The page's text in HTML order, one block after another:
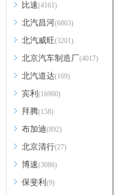
比速(4161)
北汽昌河(6863)
北汽威旺(3201)
北京汽车制造厂(4017)
北汽道达(169)
宾利 (16960)
拜腾(158)
布加迪(892)
北京清行(27)
博速(3086)
保斐利 (9)